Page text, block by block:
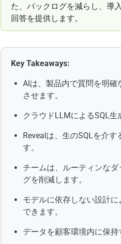
た、バックログを減らし、導
回答を提供します。
Key Takeaways:
AIは、製品内で質問を明
させます。
クラウドLLMによるSQL生
Revealは、生のSQLを介
す。
チームは、ルーティンな
グを削減します。
モデルに依存しない設計
できます。
データを顧客環境内に保